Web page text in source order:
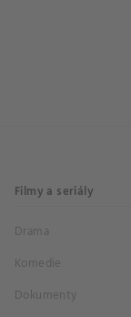
Filmy a seriály
Drama
Komedie
Dokumenty